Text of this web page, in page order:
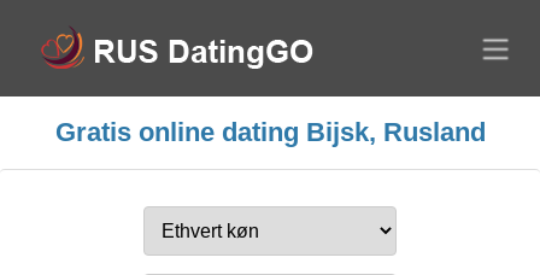
Gratis online dating Bijsk, Rusland